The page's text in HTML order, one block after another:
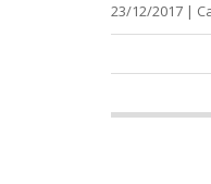
23/12/2017 |